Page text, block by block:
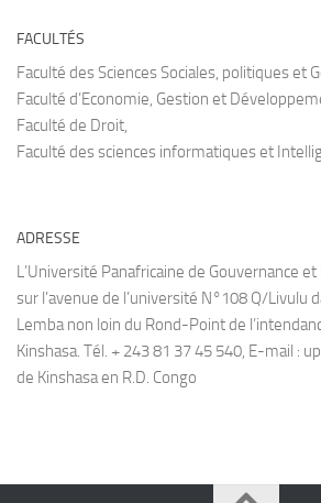
FACULTÉS
Faculté des Sciences Sociales, politiques et
Faculté d’Economie, Gestion et
Faculté de Droit,
Faculté des sciences informatiques et
ADRESSE
L’Université Panafricaine de Gouvernance
sur l’avenue de l’université N°108 Q/Livulu
Lemba non loin du Rond-Point de
Kinshasa. Tél. + 243 81 37 45 540, E-mail :
de Kinshasa en R.D. Congo